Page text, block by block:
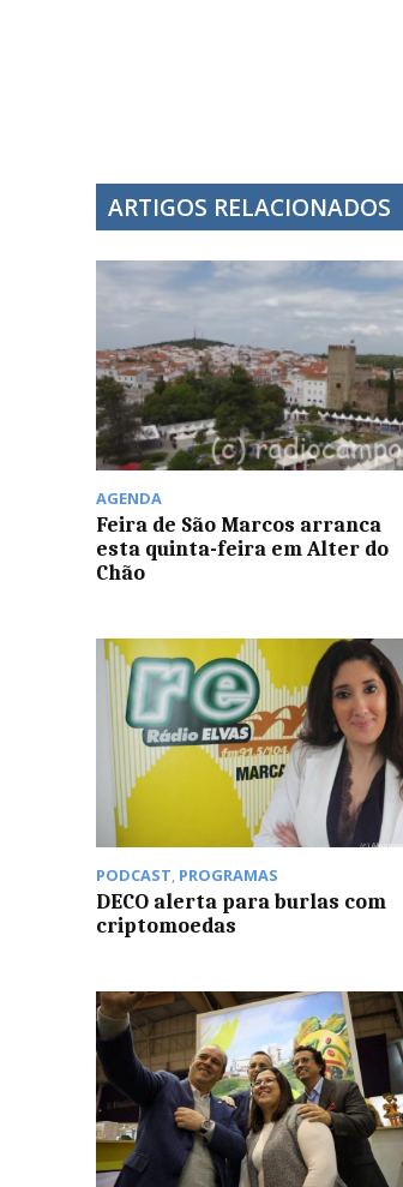
ARTIGOS RELACIONADOS
AGENDA
Feira de São Marcos arranca
esta quinta-feira em Alter do
Chão
PODCAST, PROGRAMAS
DECO alerta para burlas com
criptomoedas